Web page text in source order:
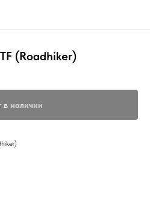
(Roadhiker)
в наличии